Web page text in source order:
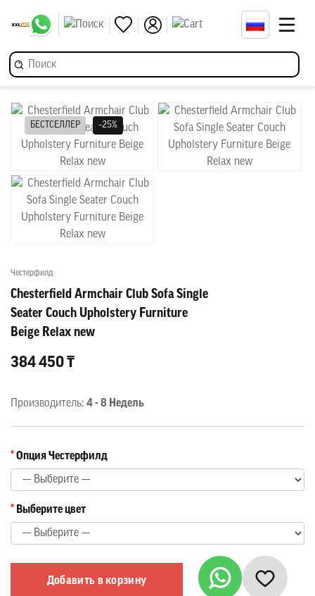
БЕСТСЕЛЛЕР –25%
Честерфилд
Chesterfield Armchair Club Sofa Single
Seater Couch Upholstery Furniture
Beige Relax new
384 450 ₸
Производитель: 4 - 8 Недель
Опция Честерфилд
Выберите цвет
Добавить в корзину